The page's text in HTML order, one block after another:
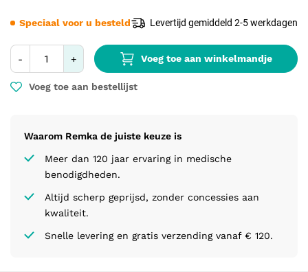
- + Voeg toe aan winkelmandje
Voeg toe aan bestellijst
Waarom Remka de juiste keuze is
Meer dan 120 jaar ervaring in medische
benodigdheden.
Altijd scherp geprijsd, zonder concessies aan
kwaliteit.
Snelle levering en gratis verzending vanaf € 120.
Speciaal voor u besteld Levertijd gemiddeld 2-5 werkdagen